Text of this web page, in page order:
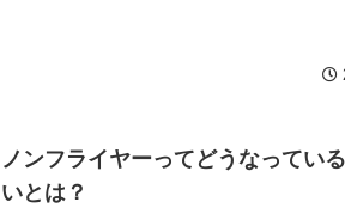
ノンフライヤーってどうなってい
いとは？